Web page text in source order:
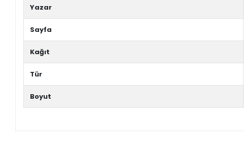
ASKERİ LİSE - PMYO KİTAPLARI
YÖS KİTAPLARI
DHBT HAZIRLIK KİTAPLARI
GYS HAZIRLIK KİTAPLARI
SPK HAZIRLIK KİTAPLARI
Yazar
Sayfa
Kağıt
Tür
Boyut